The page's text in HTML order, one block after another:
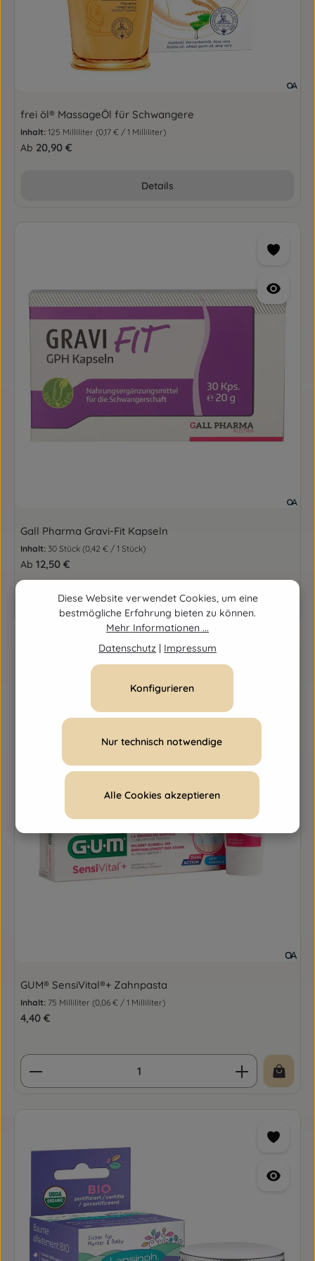
frei öl® MassageÖl für Schwangere
Inhalt: 125 Milliliter (0,17 € / 1 Milliliter)
Regulärer Preis:
Ab 20,90 €
Details
Gall Pharma Gravi-Fit Kapseln
Inhalt: 30 Stück (0,42 € / 1 Stück)
Regulärer Preis:
Ab 12,50 €
Details
GUM® SensiVital®+ Zahnpasta
Inhalt: 75 Milliliter (0,06 € / 1 Milliliter)
Regulärer Preis:
4,40 €
Produkt Anzahl: Gib den gewünschten Wert
Diese Website verwendet Cookies, um eine
bestmögliche Erfahrung bieten zu können.
Mehr Informationen ...
Datenschutz | Impressum
Nur technisch notwendige
Konfigurieren
Alle Cookies akzeptieren